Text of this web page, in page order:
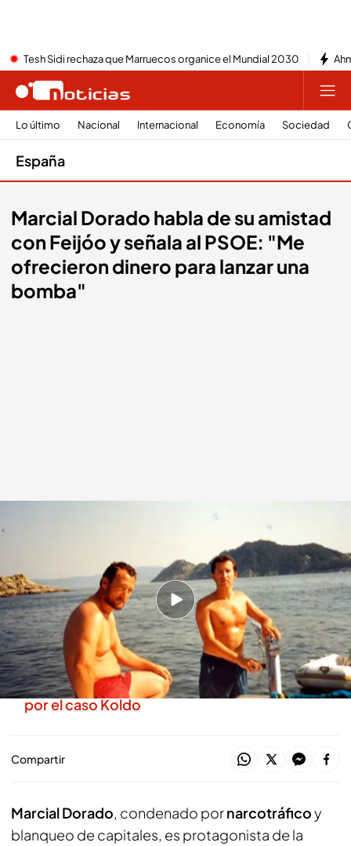
Tesh Sidi rechaza que Marruecos organice el Mundial 2030
Lo último Nacional Internacional Economía Sociedad
España
Marcial Dorado habla de su amistad
con Feijóo y señala al PSOE: "Me
ofrecieron dinero para lanzar una
bomba"
Redacción digital Noticias Cuatro Europa Press
Las fotos de Marcial Dorado con Alberto Núñez
Feijóo son de 1995
Isabel Pardo de Vera y el exdirector de
carreteras defienden su inocencia ante el juez
por el caso Koldo
Compartir
Marcial Dorado, condenado pornarcotráficoy
blanqueo de capitales, es protagonista de la